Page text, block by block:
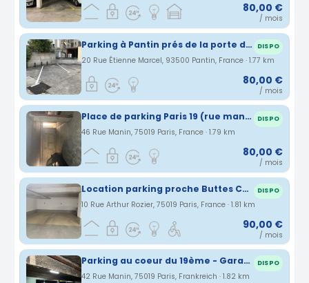
80,00 €
/ mois
Parking à Pantin prés de la porte de Pantin Métro Hoche à 5 mns à pied de Paris , 1 minute de la piste cyclable Canal de l'Ourcq proche métro, tramway et gare RER et bus DISPO
20 Rue Étienne Marcel, 93500 Pantin, France · 1.77 km
80,00 €
/ mois
Place de parking Paris 19 (rue manin) DISPO
46 Rue Manin, 75019 Paris, France · 1.79 km
80,00 €
/ mois
Location parking proche Buttes Chaumont dans residence securisee DISPO
10 Rue Arthur Rozier, 75019 Paris, France · 1.81 km
90,00 €
/ mois
Parking au coeur du 19ème - Garage - RDC - Ourcq - Danube DISPO
42 Rue Manin, 75019 Paris, Frankreich · 1.82 km